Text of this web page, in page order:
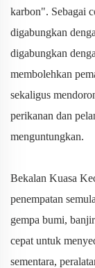
karbon". Sebagai
digabungkan
digabungkan
membolehkan
sekaligus
perikanan dan
menguntungkan.
Bekalan Kuasa
penempatan
gempa bumi,
cepat untuk
sementara,